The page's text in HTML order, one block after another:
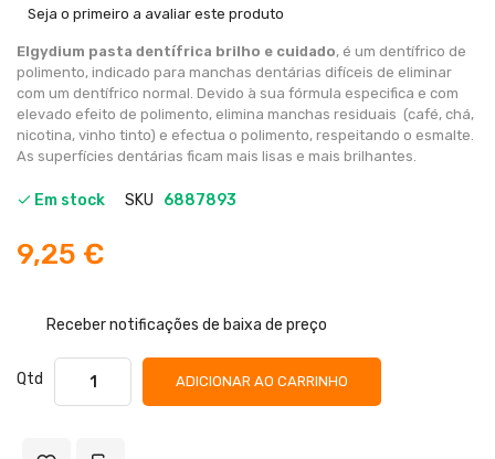
Seja o primeiro a avaliar este produto
Elgydium pasta dentífrica brilho e cuidado, é um dentífrico de
polimento, indicado para manchas dentárias difíceis de eliminar
com um dentífrico normal. Devido à sua fórmula especifica e com
elevado efeito de polimento, elimina manchas residuais (café, chá,
nicotina, vinho tinto) e efectua o polimento, respeitando o esmalte.
As superfícies dentárias ficam mais lisas e mais brilhantes.
Em stock SKU 6887893
9,25 €
Receber notificações de baixa de preço
Qtd ADICIONAR AO CARRINHO